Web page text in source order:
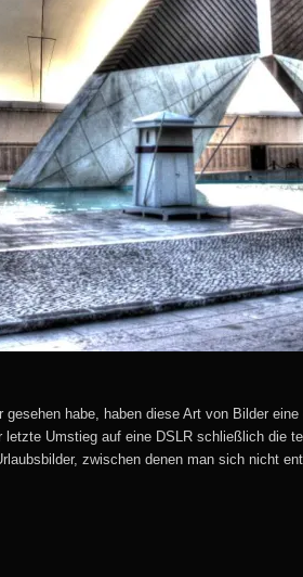
habe, haben diese Art von Bilder
letzte Umstieg auf eine DSLR schließlich die
zwischen denen man sich nicht